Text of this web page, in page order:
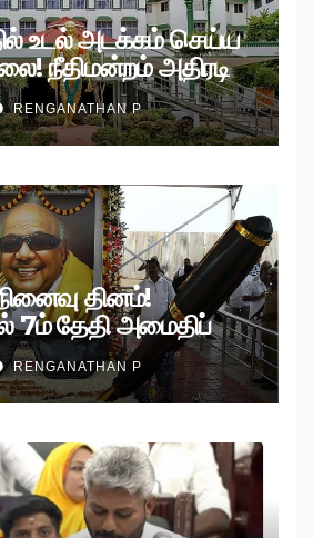
உடல் அடக்கம் செய்ய
நீதிமன்றம் அதிரடி
RENGANATHAN P
தினம்!
தேதி அமைதிப்
RENGANATHAN P